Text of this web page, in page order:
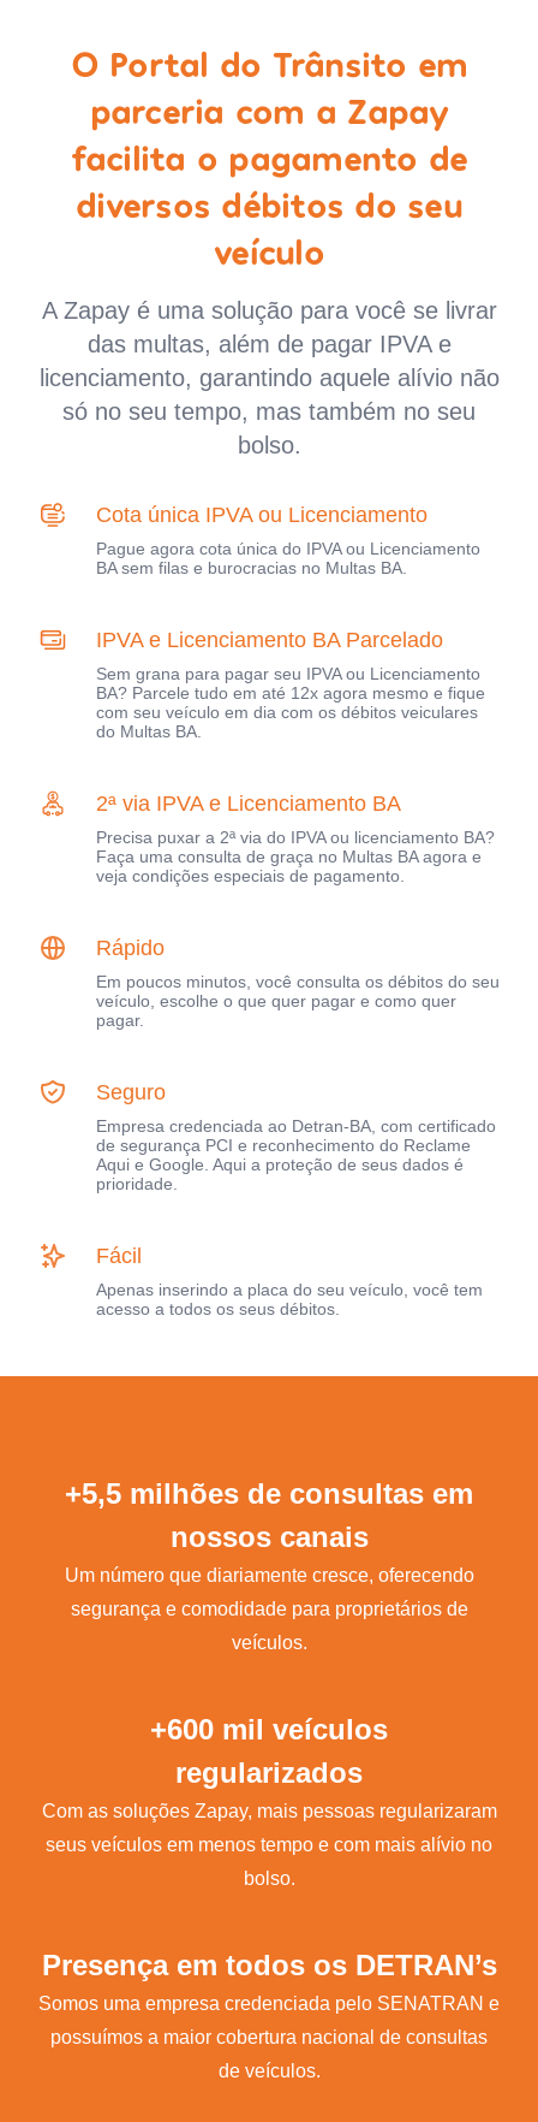
O Portal do Trânsito em
parceria com a Zapay
facilita o pagamento de
diversos débitos do seu
veículo
A Zapay é uma solução para você se livrar
das multas, além de pagar IPVA e
licenciamento, garantindo aquele alívio não
só no seu tempo, mas também no seu
bolso.
Cota única IPVA ou Licenciamento
Pague agora cota única do IPVA ou Licenciamento
BA sem filas e burocracias no Multas BA.
IPVA e Licenciamento BA Parcelado
Sem grana para pagar seu IPVA ou Licenciamento
BA? Parcele tudo em até 12x agora mesmo e fique
com seu veículo em dia com os débitos veiculares
do Multas BA.
2ª via IPVA e Licenciamento BA
Precisa puxar a 2ª via do IPVA ou licenciamento BA?
Faça uma consulta de graça no Multas BA agora e
veja condições especiais de pagamento.
Rápido
Em poucos minutos, você consulta os débitos do seu
veículo, escolhe o que quer pagar e como quer
pagar.
Seguro
Empresa credenciada ao Detran-BA, com certificado
de segurança PCI e reconhecimento do Reclame
Aqui e Google. Aqui a proteção de seus dados é
prioridade.
Fácil
Apenas inserindo a placa do seu veículo, você tem
acesso a todos os seus débitos.
+5,5 milhões de consultas em
nossos canais
Um número que diariamente cresce, oferecendo
segurança e comodidade para proprietários de
veículos.
+600 mil veículos
regularizados
Com as soluções Zapay, mais pessoas regularizaram
seus veículos em menos tempo e com mais alívio no
bolso.
Presença em todos os DETRAN’s
Somos uma empresa credenciada pelo SENATRAN e
possuímos a maior cobertura nacional de consultas
de veículos.